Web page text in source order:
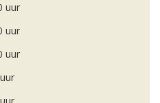
uur
uur
uur